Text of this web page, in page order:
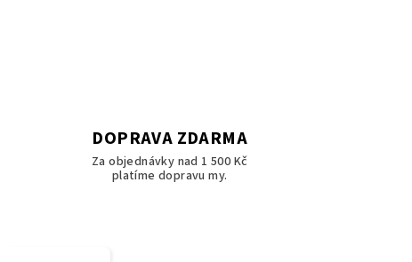
DOPRAVA ZDARMA
Za objednávky nad 1 500 Kč
platíme dopravu my.